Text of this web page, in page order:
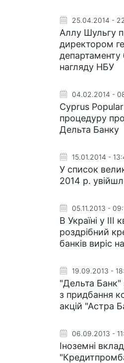
25.04.2014 -
Аллу Шульгу
директором
департаменту
нагляду НБУ
04.02.2014 -
Cyprus
процедуру
Дельта Банку
15.01.2014 -
У список
2014 р.
05.11.2013 -
В Україні у ІІІ
роздрібний
банків виріс
19.09.2013 -
"Дельта
з придбання
акцій "Астра
06.09.2013 -
Іноземні